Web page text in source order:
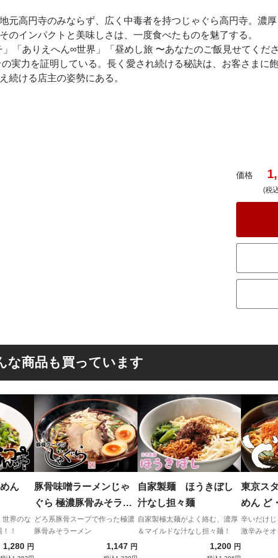
元高円寺のみならず、広く中毒者を持つじゃぐら高円寺。濃厚
のインパクトと美味しさは、一度食べたものを魅了する。
「ありえへん∞世界」「昼めし旅 〜あなたのご飯見せてくださ
実力を証明している。長く愛され続ける秘訣は、お客さまに
続ける店主の姿勢にある。
価格
(税
な商品も買っています
ん
世界のな
！
1,280 円
豚骨味噌ラーメンじゃ
ぐら 極濃豚骨みそラー
メン
どろ系豚骨スープで作った極濃
豚骨みそラーメン
1,147 円
自家製麺 ほうきぼし
汁なし担々麺
自家製極太麺がよく絡む、濃厚
＆マイルドな汁なし担々麺！
1,200 円
東京ス
めん ど
チョン
辛いだけ
激辛みそ